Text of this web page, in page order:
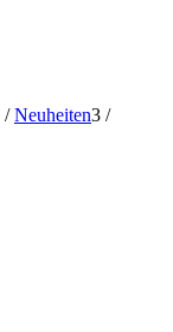
/ Neuheiten3 /